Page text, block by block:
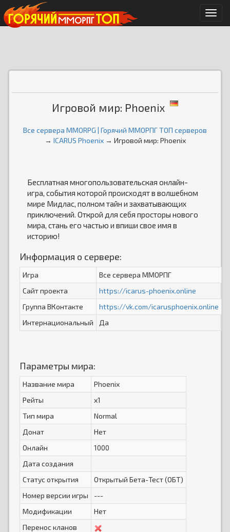
Меню
Игровой мир: Phoenix
Все сервера MMORPG | Горячий ММОРПГ ТОП серверов
→ ICARUS Phoenix → Игровой мир: Phoenix
Бесплатная многопользовательская онлайн-
игра, события которой происходят в волшебном
мире Мидлас, полном тайн и захватывающих
приключений. Открой для себя просторы нового
мира, стань его частью и впиши свое имя в
историю!
Информация о сервере:
Игра
Все сервера ММОРПГ
Сайт проекта
https://icarus-phoenix.online
Группа ВКонтакте
https://vk.com/icarusphoenix.online
Интернациональный
Да
Параметры мира:
Название мира
Phoenix
Рейты
x1
Тип мира
Normal
Донат
Нет
Онлайн
1000
Дата создания
Статус открытия
Открытый Бета-Тест (ОБТ)
Номер версии игры
---
Модификации
Нет
Перенос кланов